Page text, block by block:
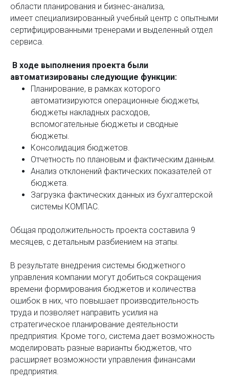
области планирования и бизнес-анализа,
имеет специализированный учебный центр с опытными
сертифицированными тренерами и выделенный отдел
сервиса.
В ходе выполнения проекта были
автоматизированы следующие функции:
Планирование, в рамках которого
автоматизируются операционные бюджеты,
бюджеты накладных расходов,
вспомогательные бюджеты и сводные
бюджеты.
Консолидация бюджетов.
Отчетность по плановым и фактическим данным.
Анализ отклонений фактических показателей от
бюджета.
Загрузка фактических данных из бухгалтерской
системы КОМПАС.
Общая продолжительность проекта составила 9
месяцев, с детальным разбиением на этапы.
В результате внедрения системы бюджетного
управления компании могут добиться сокращения
времени формирования бюджетов и количества
ошибок в них, что повышает производительность
труда и позволяет направить усилия на
стратегическое планирование деятельности
предприятия. Кроме того, система дает возможность
моделировать разные варианты бюджетов, что
расширяет возможности управления финансами
предприятия.